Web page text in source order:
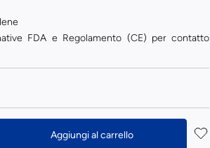
FDA e Regolamento (CE) per contatto
Aggiungi al carrello